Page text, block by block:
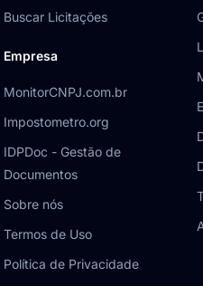
Buscar Licitações
Empresa
MonitorCNPJ.com.br
Impostometro.org
IDPDoc - Gestão de
Documentos
Sobre nós
Termos de Uso
Política de Privacidade